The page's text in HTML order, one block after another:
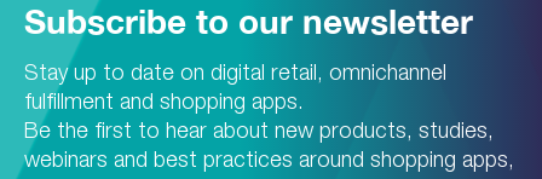
Subscribe to our newsletter
Stay up to date on digital retail, omnichannel
fulfillment and shopping apps.
Be the first to hear about new products, studies,
webinars and best practices around shopping apps,